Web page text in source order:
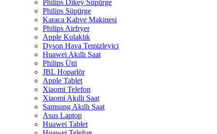
Philips Dikey Süpürge
Philips Süpürge
Karaca Kahve Makinesi
Philips Airfryer
Apple Kulaklık
Dyson Hava Temizleyici
Huawei Akıllı Saat
Philips Ütü
JBL Hoparlör
Apple Tablet
Xiaomi Telefon
Xiaomi Akıllı Saat
Samsung Akıllı Saat
Asus Laptop
Huawei Tablet